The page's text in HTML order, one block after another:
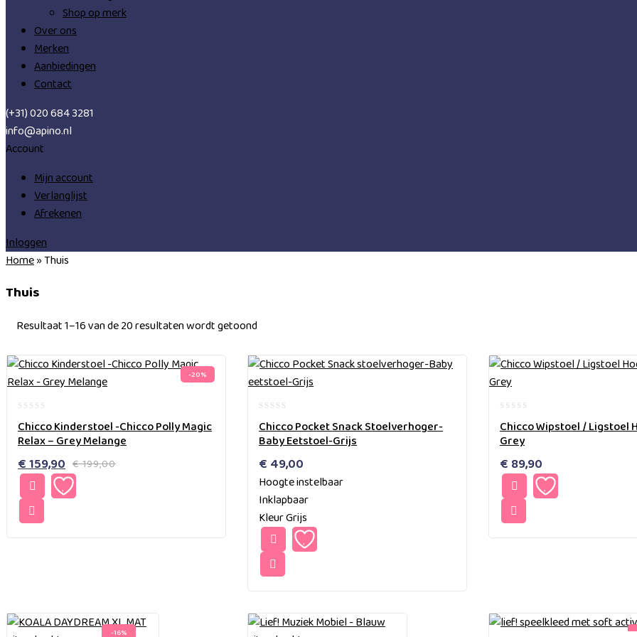
Shop op merk
Over ons
Merken
Aanbiedingen
Contact
(+31) 020 684 3281
info@apino.nl
Account
Mijn account
Verlanglijst
Afrekenen
Inloggen
Home»Thuis
Thuis
Resultaat 1–16 van de 20 resultaten wordt getoond
-20%
out
of
Chicco Kinderstoel -Chicco Polly Magic
Relax – Grey Melange
€199,00Oorspronkelijke
€159,90 Huidige
out
of
Chicco Pocket Snack Stoelverhoger-
Baby Eetstoel-Grijs
€ 49,00
Hoogte instelbaar
Inklapbaar
Kleur Grijs
out
of
Chicco Wipstoel / Ligstoel
Grey
€ 89,90
-16%